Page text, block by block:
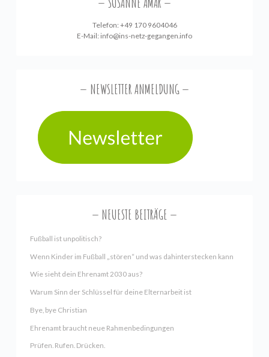
Telefon: +49 170 9604046
E-Mail: info@ins-netz-gegangen.info
NEWSLETTER ANMELDUNG
NEUESTE BEITRÄGE
Fußball ist unpolitisch?
Wenn Kinder im Fußball „stören“ und was dahinterstecken kann
Wie sieht dein Ehrenamt 2030 aus?
Warum Sinn der Schlüssel für deine Elternarbeit ist
Bye, bye Christian
Ehrenamt braucht neue Rahmenbedingungen
Prüfen. Rufen. Drücken.